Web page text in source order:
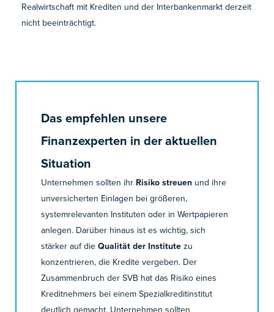
Realwirtschaft mit Krediten und der Interbankenmarkt derzeit
nicht beeinträchtigt.
Das empfehlen unsere
Finanzexperten in der aktuellen
Situation
Unternehmen sollten ihr Risiko streuen und ihre
unversicherten Einlagen bei größeren,
systemrelevanten Instituten oder in Wertpapieren
anlegen. Darüber hinaus ist es wichtig, sich
stärker auf dieQualität der Institute zu
konzentrieren, die Kredite vergeben. Der
Zusammenbruch der SVB hat das Risiko eines
Kreditnehmers bei einem Spezialkreditinstitut